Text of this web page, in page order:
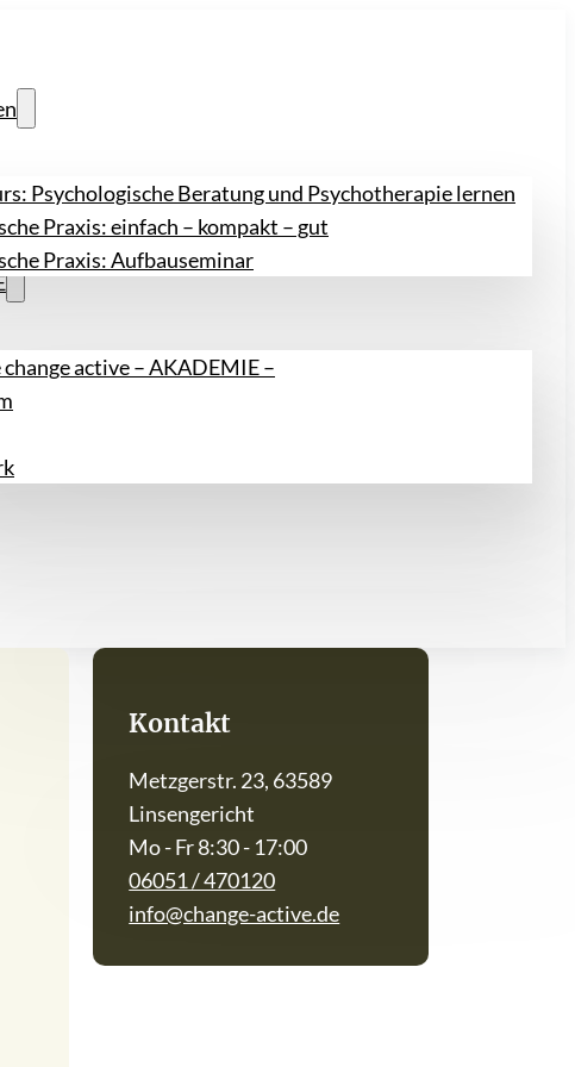
Psychologische Beratung und Psychotherapie lernen
Praxis: einfach – kompakt – gut
Praxis: Aufbauseminar
active – AKADEMIE –
Kontakt
Metzgerstr. 23, 63589
Linsengericht
Mo - Fr 8:30 - 17:00
06051 / 470120
info@change-active.de